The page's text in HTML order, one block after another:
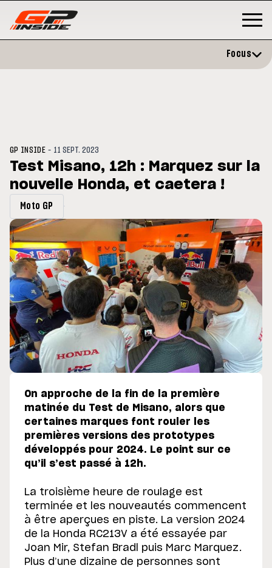
du GP de Grande-
MOTO GP
Focus
GP INSIDE - 11 SEPT. 2023
Test Misano, 12h : Marquez sur la
nouvelle Honda, et caetera !
Moto GP
On approche de la fin de la première
matinée du Test de Misano, alors que
certaines marques font rouler les
premières versions des prototypes
développés pour 2024. Le point sur ce
qu’il s’est passé à 12h.
La troisième heure de roulage est
terminée et les nouveautés commencent
à être aperçues en piste. La version 2024
de la Honda RC213V a été essayée par
Joan Mir, Stefan Bradl puis Marc Marquez.
Plus d’une dizaine de personnes sont